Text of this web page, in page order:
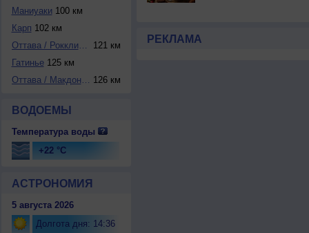
Мaниуаки 100 км
Карп 102 км
Оттава / Рокклифф
121 км
Гатинье125 км
Оттава / Макдонал... 126 км
ВОДОЕМЫ
Температура воды
+22 °C
АСТРОНОМИЯ
5 августа 2026
Долгота дня: 14:36
РЕКЛАМА